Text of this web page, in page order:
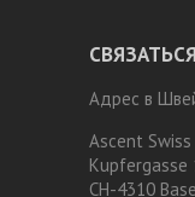
Адрес в
Ascent
Kupfergasse
CH-4310